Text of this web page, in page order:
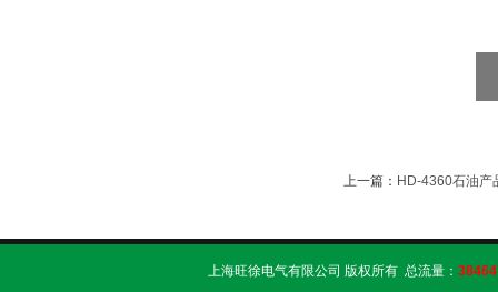
上一篇： HD-4360石油产
上海旺徐电气有限公司 版权所有 总流量：